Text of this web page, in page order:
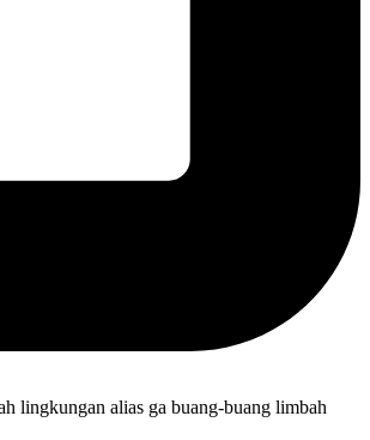
lingkungan alias ga buang-buang limbah